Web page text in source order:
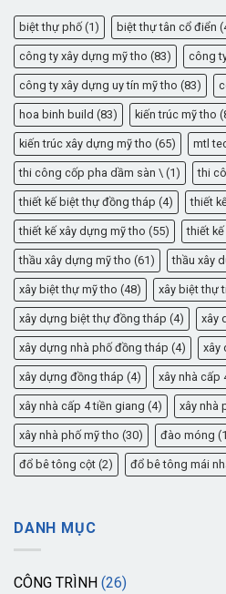
biệt thự phố(1) biệt thự tân cổ điển
công ty xây dựng mỹ tho (83) công
công ty xây dựng uy tín mỹ tho (83)
hoa binh build (83) kiến trúc mỹ tho
kiến trúc xây dựng mỹ tho (65) mtl
thi công cốp pha dầm sàn \ (1) thi
thiết kế biệt thự đồng tháp (4) thiết
thiết kế xây dựng mỹ tho (55) thiết
thầu xây dựng mỹ tho (61) thầu xây
xây biệt thự mỹ tho (48) xây biệt thự
xây dựng biệt thự đồng tháp (4) xây
xây dựng nhà phố đồng tháp (4) xây
xây dựng đồng tháp (4) xây nhà cấp
xây nhà cấp 4 tiền giang (4) xây nhà
xây nhà phố mỹ tho (30) đào móng
đổ bê tông cột (2) đổ bê tông mái
DANH MỤC
CÔNG TRÌNH (26)